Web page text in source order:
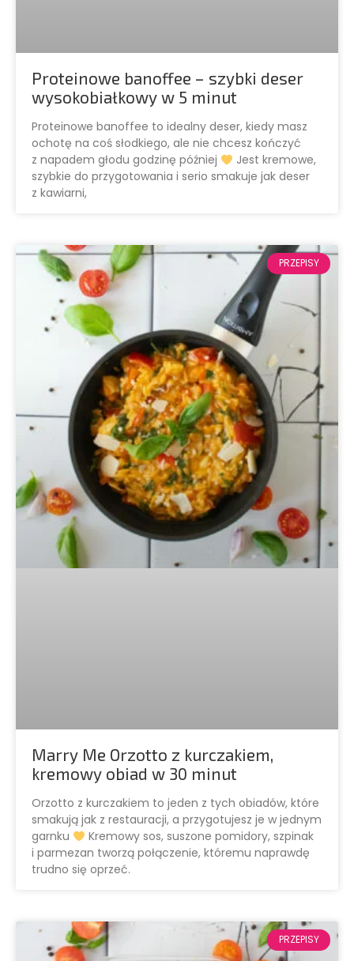
Proteinowe banoffee – szybki deser
wysokobiałkowy w 5 minut
Proteinowe banoffee to idealny deser, kiedy masz
ochotę na coś słodkiego, ale nie chcesz kończyć
z napadem głodu godzinę później
Jest kremowe,
szybkie do przygotowania i serio smakuje jak deser
z kawiarni,
PRZEPISY
Marry Me Orzotto z kurczakiem,
kremowy obiad w 30 minut
Orzotto z kurczakiem to jeden z tych obiadów, które
smakują jak z restauracji, a przygotujesz je w jednym
garnku
Kremowy sos, suszone pomidory, szpinak
i parmezan tworzą połączenie, któremu naprawdę
trudno się oprzeć.
PRZEPISY